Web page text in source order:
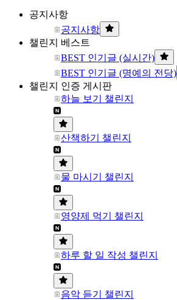
공지사항
공지사항
챌린지 베스트
BEST 인기글 (실시간)
BEST 인기글 (명예의 전당)
챌린지 인증 게시판
하늘 보기 챌린지
산책하기 챌린지
물 마시기 챌린지
영양제 먹기 챌린지
하루 할 일 작성 챌린지
음악 듣기 챌린지